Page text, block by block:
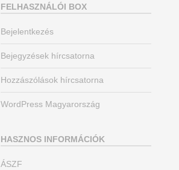
FELHASZNÁLÓI BOX
Bejelentkezés
Bejegyzések hírcsatorna
Hozzászólások hírcsatorna
WordPress Magyarország
HASZNOS INFORMÁCIÓK
ÁSZF